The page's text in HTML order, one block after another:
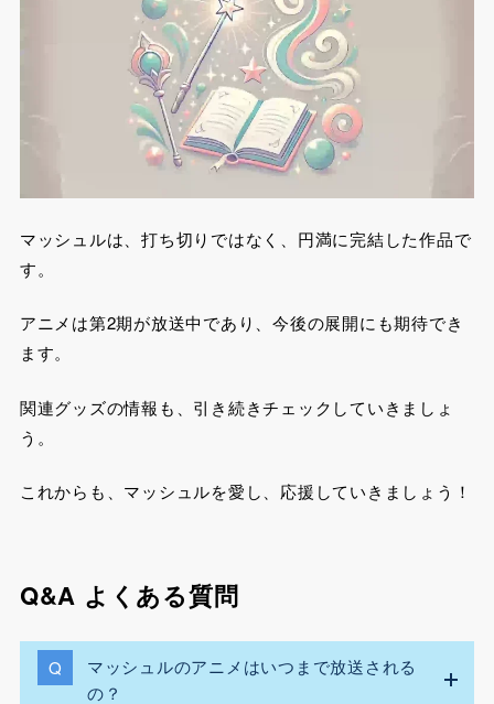
マッシュルは、打ち切りではなく、円満に完結した作品で
す。
アニメは第2期が放送中であり、今後の展開にも期待でき
ます。
関連グッズの情報も、引き続きチェックしていきましょ
う。
これからも、マッシュルを愛し、応援していきましょう！
Q&A よくある質問
マッシュルのアニメはいつまで放送される
の？